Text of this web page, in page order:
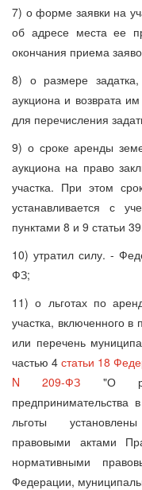
7) о форме заявки на
об адресе места ее
окончания приема
8) о размере задатка,
аукциона и возврата им
для перечисления
9) о сроке аренды
аукциона на право
участка. При этом
устанавливается с
пунктами 8 и 9 статьи
10) утратил силу. -
ФЗ;
11) о льготах по
участка, включенного в
или перечень
частью 4статьи 18
N 209-ФЗ "О
предпринимательства
льготы
правовыми актами
нормативными
Федерации,